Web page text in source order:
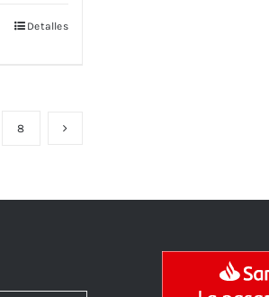
Detalles
8